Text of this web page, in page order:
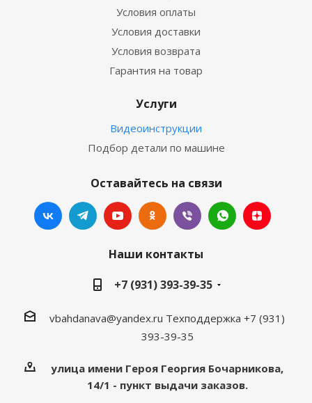
Условия оплаты
Условия доставки
Условия возврата
Гарантия на товар
Услуги
Видеоинструкции
Подбор детали по машине
Оставайтесь на связи
Наши контакты
+7 (931) 393-39-35
vbahdanava@yandex.ru Техподдержка +7 (931)
393-39-35
улица имени Героя Георгия Бочарникова,
14/1 - пункт выдачи заказов.